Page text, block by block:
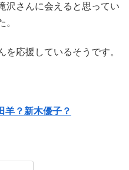
沢さんに会えると思ってい
。
応援しているそうです。
？新木優子？